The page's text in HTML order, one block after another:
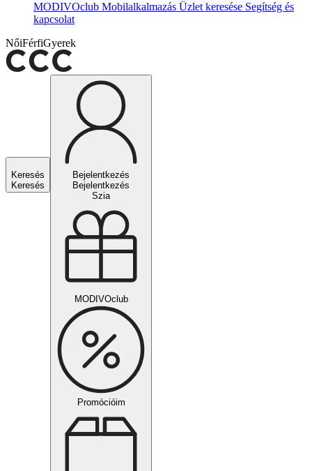
MODIVOclub Mobilalkalmazás Üzlet keresése Segítség és
kapcsolat
NőiFérfiGyerek
Keresés
Keresés
Bejelentkezés
Bejelentkezés
Szia
MODIVOclub
Promócióim